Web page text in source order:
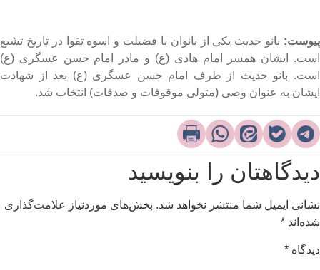
بانو حدیث یکی از بانوان با فضیلت و اسوه تقوا در تاریخ تشیع
ایشان همسر امام هادی (ع) و مادر امام حسن عسگری (ع)
بانو حدیث از طرف امام حسن عسگری (ع) بعد از شهادت
به عنوان وصی (متولی موقوفات و صدقات) انتخاب شد.
را بنویسید
ایمیل شما منتشر نخواهد شد. بخش‌های موردنیاز علامت‌گذاری
*
*